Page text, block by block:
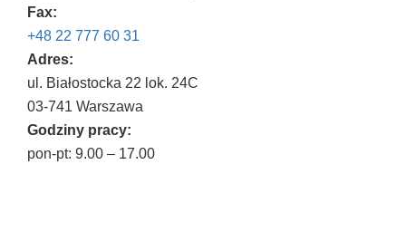
Fax:
+48 22 777 60 31
Adres:
ul. Białostocka 22 lok. 24C
03-741 Warszawa
Godziny pracy:
pon-pt: 9.00 – 17.00